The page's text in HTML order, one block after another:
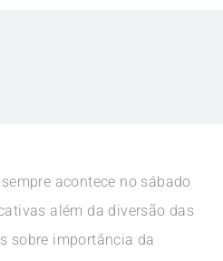
acontece no sábado
além da diversão das
sobre importância da